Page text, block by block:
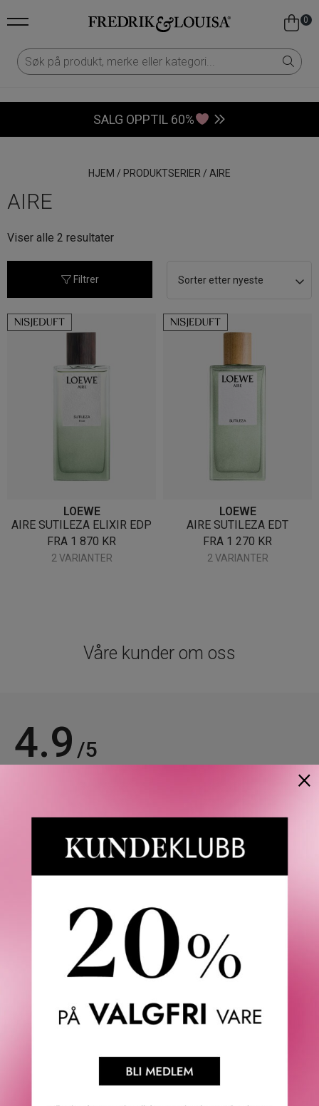
0
SALG OPPTIL 60%
HJEM / PRODUKTSERIER / AIRE
AIRE
Viser alle 2 resultaterSortert
Filtrer
LOEWE
AIRE SUTILEZA ELIXIR EDP
FRA 1 870 KR
2 VARIANTER
LOEWE
AIRE SUTILEZA EDT
FRA 1 270 KR
2 VARIANTER
Våre kunder om oss
4.9 /5
Verifisert kunde
×